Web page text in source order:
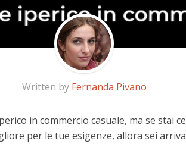
Written by Fernanda Pivano
in commercio casuale, ma se stai
per le tue esigenze, allora sei